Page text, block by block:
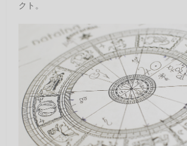
クト。